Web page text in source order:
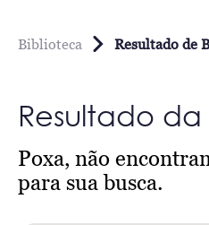
Biblioteca Resultado de
Resultado
Poxa, não
para sua busca.